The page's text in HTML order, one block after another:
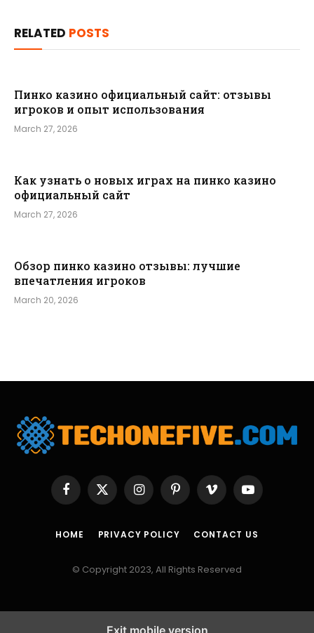
RELATED POSTS
Пинко казино официальный сайт: отзывы
игроков и опыт использования
March 27, 2026
Как узнать о новых играх на пинко казино
официальный сайт
March 27, 2026
Обзор пинко казино отзывы: лучшие
впечатления игроков
March 20, 2026
Facebook
X
(Twitter)
InstagramPinterestVimeo YouTube
HOME PRIVACY POLICY CONTACT US
© Copyright 2023, All Rights Reserved
Exit mobile version